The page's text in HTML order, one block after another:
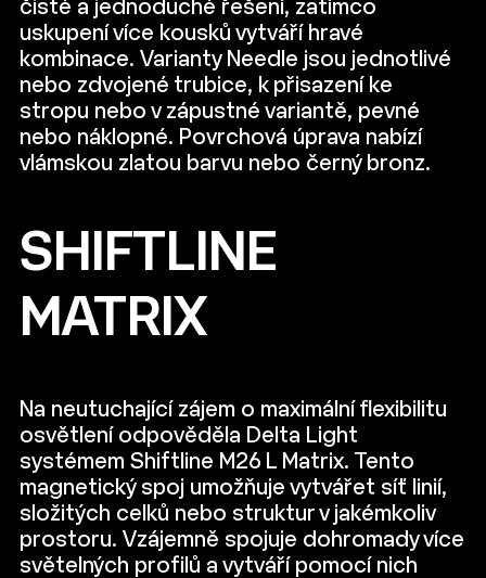
čisté a jednoduché řešení, zatímco
uskupení více kousků vytváří hravé
kombinace. Varianty Needle jsou jednotlivé
nebo zdvojené trubice, k přisazení ke
stropu nebo v zápustné variantě, pevné
nebo náklopné. Povrchová úprava nabízí
vlámskou zlatou barvu nebo černý bronz.
SHIFTLINE
MATRIX
Na neutuchající zájem o maximální flexibilitu
osvětlení odpověděla Delta Light
systémem Shiftline M26 L Matrix. Tento
magnetický spoj umožňuje vytvářet síť linií,
složitých celků nebo struktur v jakémkoliv
prostoru. Vzájemně spojuje dohromady více
světelných profilů a vytváří pomocí nich